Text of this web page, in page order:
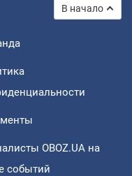
В начало
OBOZ.UA на
событий